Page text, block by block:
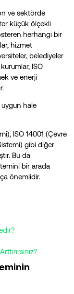
ve sektörde
küçük ölçekli
herhangi bir
hizmet
belediyeler
ISO
ve enerji
uygun hale
ISO 14001 (Çevre
gibi diğer
Bu da
bir arada
önemlidir.